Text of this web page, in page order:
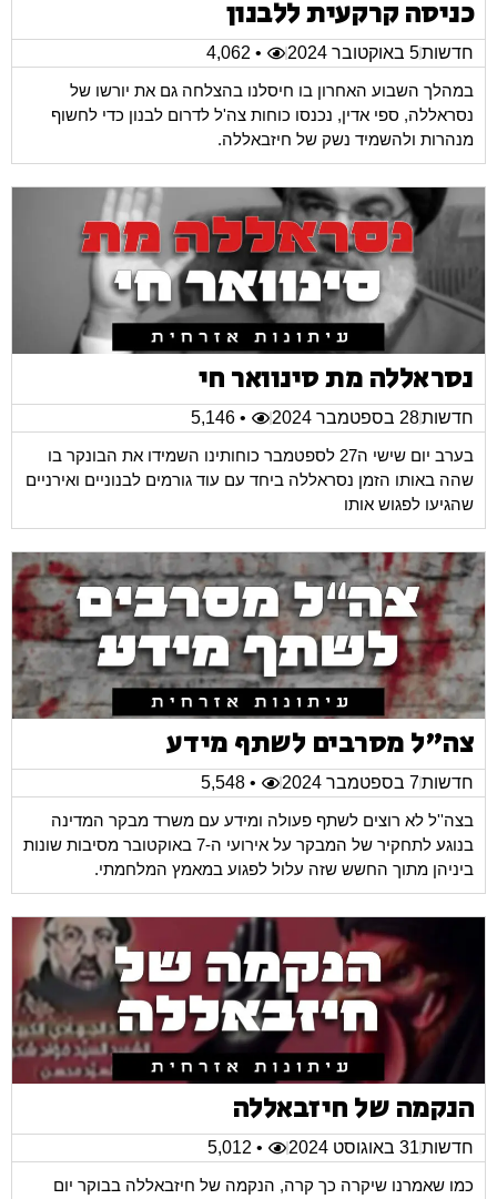
כניסה קרקעית ללבנון
חדשות5 באוקטובר 2024
• 4,062
במהלך השבוע האחרון בו חיסלנו בהצלחה גם את יורשו של
נסראללה, ספי אדין, נכנסו כוחות צה'ל לדרום לבנון כדי לחשוף
מנהרות ולהשמיד נשק של חיזבאללה.
נסראללה מת סינוואר חי
חדשות28 בספטמבר 2024
• 5,146
בערב יום שישי ה27 לספטמבר כוחותינו השמידו את הבונקר בו
שהה באותו הזמן נסראללה ביחד עם עוד גורמים לבנוניים ואירניים
שהגיעו לפגוש אותו
צה"ל מסרבים לשתף מידע
חדשות7 בספטמבר 2024
• 5,548
בצה''ל לא רוצים לשתף פעולה ומידע עם משרד מבקר המדינה
בנוגע לתחקיר של המבקר על אירועי ה-7 באוקטובר מסיבות שונות
ביניהן מתוך החשש שזה עלול לפגוע במאמץ המלחמתי.
הנקמה של חיזבאללה
חדשות31 באוגוסט 2024
• 5,012
כמו שאמרנו שיקרה כך קרה, הנקמה של חיזבאללה בבוקר יום